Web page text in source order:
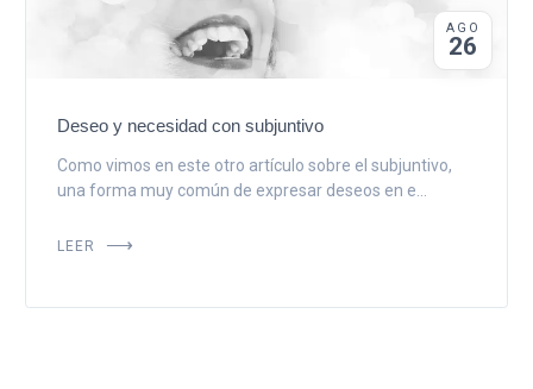
AGO
26
Deseo y necesidad con subjuntivo
Como vimos en este otro artículo sobre el subjuntivo,
una forma muy común de expresar deseos en e...
LEER